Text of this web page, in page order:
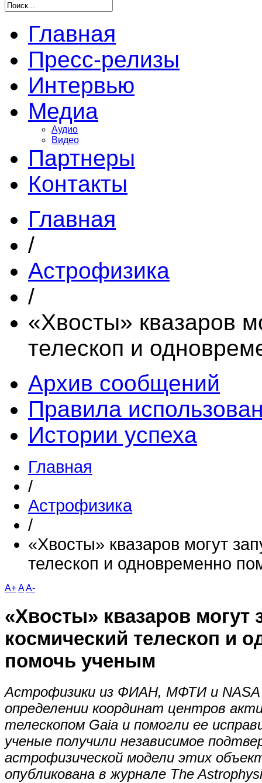
Главная
Пресс-релизы
Интервью
Медиа
Аудио
Видео
Партнеры
Контакты
Главная
/
Астрофизика
/
«Хвосты» квазаров
телескоп и
Архив сообщений
Правила
Истории успеха
Главная
/
Астрофизика
/
«Хвосты» квазаров могут
телескоп и одновременно
A+AA-
«Хвосты» квазаров могут
космический телескоп и
помочь ученым
Астрофизики из ФИАН, МФТИ и
определении координат центров
телескопом Gaia и помогли ее
ученые получили независимое
астрофизической модели этих
опубликована в журнале The